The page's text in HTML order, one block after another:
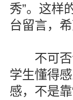
秀”。这样
台留言，
不可否
学生懂得
感，不是